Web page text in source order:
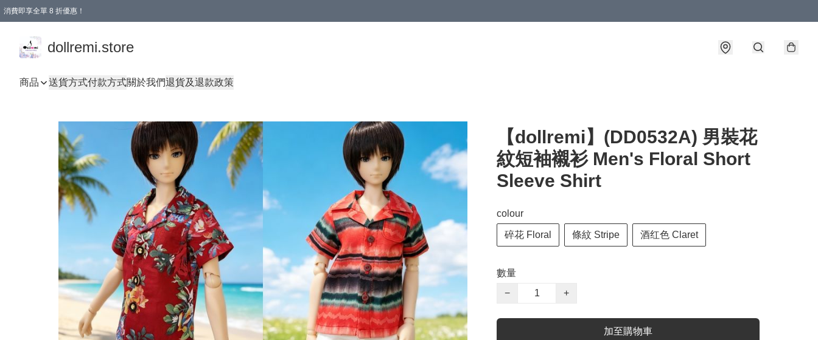
消費即享全單 8 折優惠！
dollremi.store
商品 送貨方式付款方式關於我們退貨及退款政策
【dollremi】(DD0532A) 男裝花
紋短袖襯衫 Men's Floral Short
Sleeve Shirt
colour
碎花 Floral 條紋 Stripe 酒红色 Claret
數量
−
+
加至購物車